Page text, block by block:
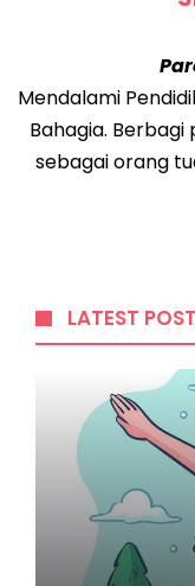
Mendalami
Bahagia.
sebagai orang
LATEST